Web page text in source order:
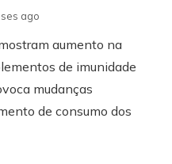
ago
aumento na
de imunidade
mudanças
de consumo dos